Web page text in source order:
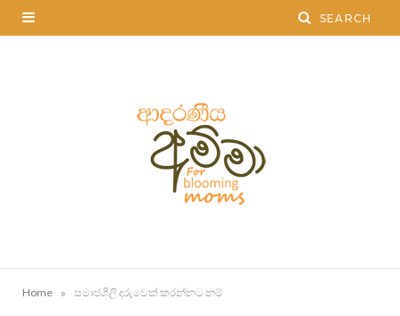
Home » සමාජශීලි දරුවෙක් කරන්නට නම්